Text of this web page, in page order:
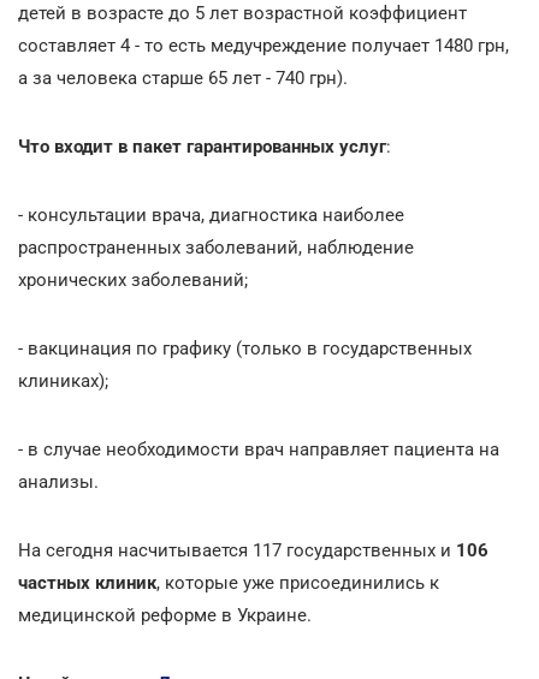
детей в возрасте до 5 лет возрастной коэффициент
составляет 4 - то есть медучреждение получает 1480 грн,
а за человека старше 65 лет - 740 грн).
Что входит в пакет гарантированных услуг:
- консультации врача, диагностика наиболее
распространенных заболеваний, наблюдение
хронических заболеваний;
- вакцинация по графику (только в государственных
клиниках);
- в случае необходимости врач направляет пациента на
анализы.
На сегодня насчитывается 117 государственных и 106
частных клиник, которые уже присоединились к
медицинской реформе в Украине.